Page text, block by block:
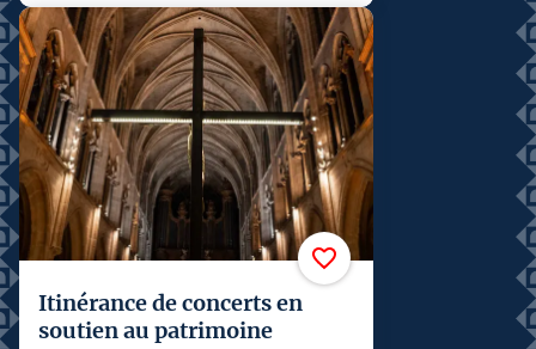
Itinérance de concerts en
soutien au patrimoine